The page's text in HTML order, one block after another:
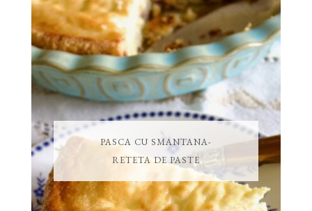
PASCA CU SMANTANA-
RETETA DE PASTE